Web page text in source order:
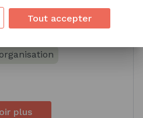
/ technologique
plus
Tout accepter